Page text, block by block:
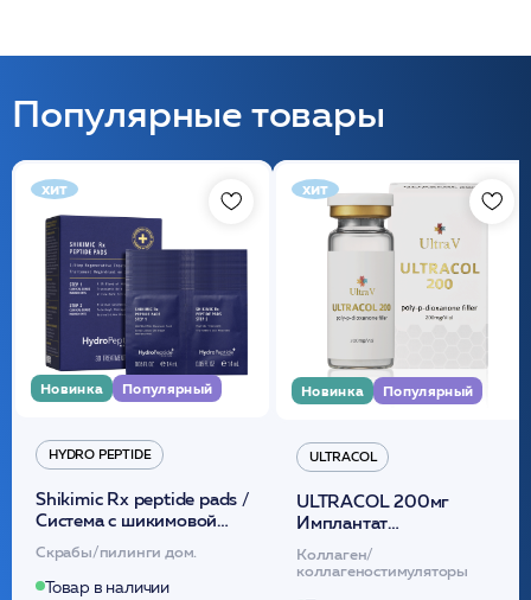
Популярные товары
хит
Новинка Популярный
HYDRO PEPTIDE
Shikimic Rx peptide pads /
Cистема с шикимовой
кислотой обновляющая
(30шт) /HP
Скрабы/пилинги дом.
Товар в наличии
хит
Новинка Популярный
ULTRACOL
ULTRACOL 200мг
Имплантат
внутридермальный,
стерильный на основе
полидиоксанона
Коллаген/
коллагеностимуляторы